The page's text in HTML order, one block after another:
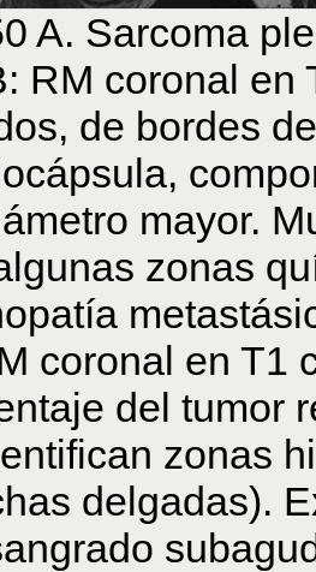
A. Sarcoma
RM coronal en
de bordes
mayor.
zonas
coronal en T1
del tumor
zonas
delgadas).